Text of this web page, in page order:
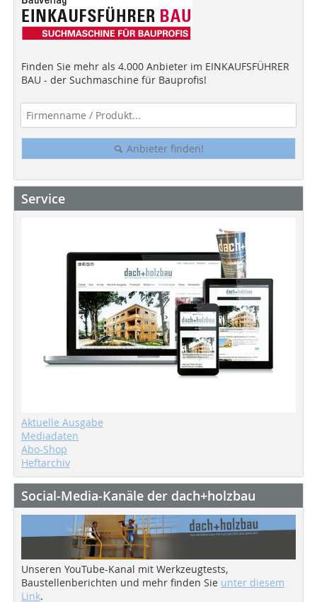
Finden Sie mehr als 4.000 Anbieter im EINKAUFSFÜHRER
BAU - der Suchmaschine für Bauprofis!
Anbieter finden!
Service
Aktuelle Ausgabe
Mediadaten
Abo-Shop
Heftarchiv
Social-Media-Kanäle der dach+holzbau
Unseren YouTube-Kanal mit Werkzeugtests,
Baustellenberichten und mehr finden Sie unter diesem
Link.